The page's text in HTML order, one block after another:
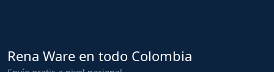
Rena Ware en todo Colombia